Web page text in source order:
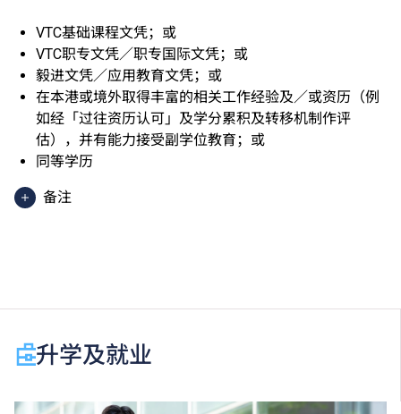
VTC基础课程文凭；或
VTC职专文凭／职专国际文凭；或
毅进文凭／应用教育文凭；或
在本港或境外取得丰富的相关工作经验及／或资历（例
如经「过往资历认可」及学分累积及转移机制作评
估），并有能力接受副学位教育；或
同等学历
备注
于申请入学时只可计算一科其他语言科目（丙类科
目）。2024年及以前之其他语言科目取得「D或E级」
香港中学文凭考试科目成绩达「第二级」／「第三
升学及就业